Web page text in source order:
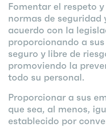
Fomentar el respeto
normas de seguridad
acuerdo con la
proporcionando a
seguro y libre de
promoviendo la
todo su personal.
Proporcionar a sus
que sea, al menos,
establecido por